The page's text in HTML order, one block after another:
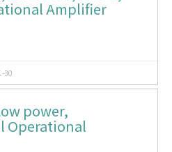
Amplifier
30
power,
Operational